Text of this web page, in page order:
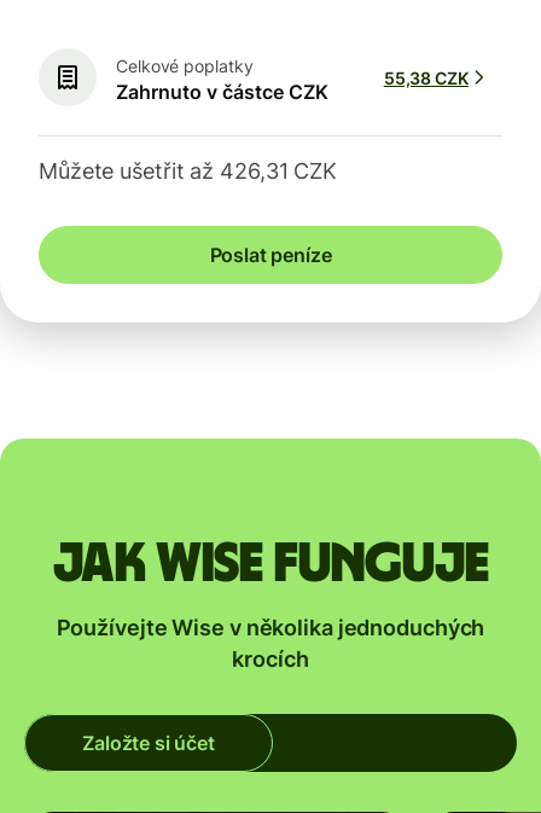
Celkové poplatky
Zahrnuto v částce CZK
55,38 CZK
Můžete ušetřit až 426,31 CZK
Poslat peníze
Jak Wise funguje
Používejte Wise v několika jednoduchých
krocích
Založte si účet